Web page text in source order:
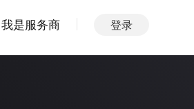
我是服务商 登录